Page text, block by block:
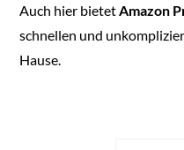
Auch hier bietet Amazon
schnellen und
Hause.